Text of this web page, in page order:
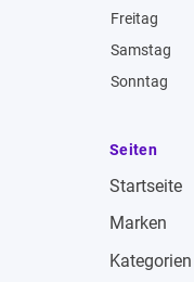
Freitag
Samstag
Sonntag
Seiten
Startseite
Marken
Kategorien